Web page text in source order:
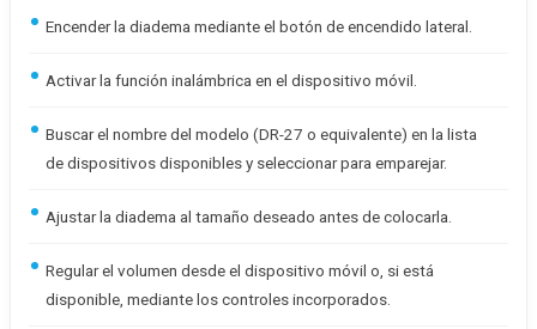
Encender la diadema mediante el botón de encendido lateral.
Activar la función inalámbrica en el dispositivo móvil.
Buscar el nombre del modelo (DR-27 o equivalente) en la lista
de dispositivos disponibles y seleccionar para emparejar.
Ajustar la diadema al tamaño deseado antes de colocarla.
Regular el volumen desde el dispositivo móvil o, si está
disponible, mediante los controles incorporados.